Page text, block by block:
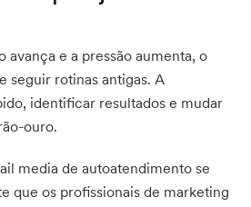
avança e a pressão aumenta, o
seguir rotinas antigas. A
identificar resultados e mudar
ouro.
media de autoatendimento se
que os profissionais de marketing